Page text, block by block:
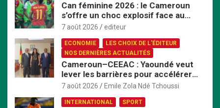
Can féminine 2026 : le Cameroun
s’offre un choc explosif face au
Nigeria en quart de finale
7 août 2026 editeur
ECONOMIE
LES CHOIX DE L'ÉDITEUR
NOS DERNIÈRES ACTUALITÉS
Cameroun–CEEAC : Yaoundé veut
lever les barrières pour accélérer
l’intégration économique
7 août 2026 Emile Zola Ndé Tchoussi
INTERNATIONAL SPORT